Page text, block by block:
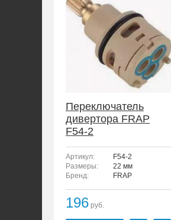
Переключатель
дивертора FRAP
F54-2
Артикул:
F54-2
Размеры:
22 мм
Бренд:
FRAP
196 руб.